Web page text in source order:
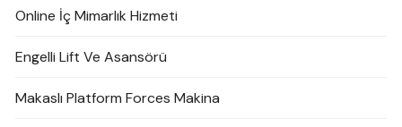
Online İç Mimarlık Hizmeti
Engelli Lift Ve Asansörü
Makaslı Platform Forces Makina